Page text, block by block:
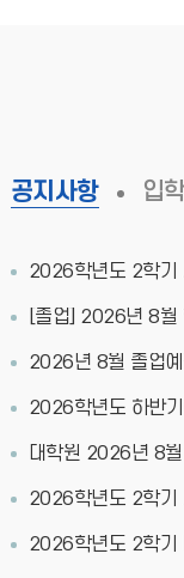
공지사항
2026학년도 2학기
[졸업] 2026년 8월
2026년 8월 졸업
2026학년도 하반
대학원 2026년 8월
2026학년도 2학기
2026학년도 2학기
입